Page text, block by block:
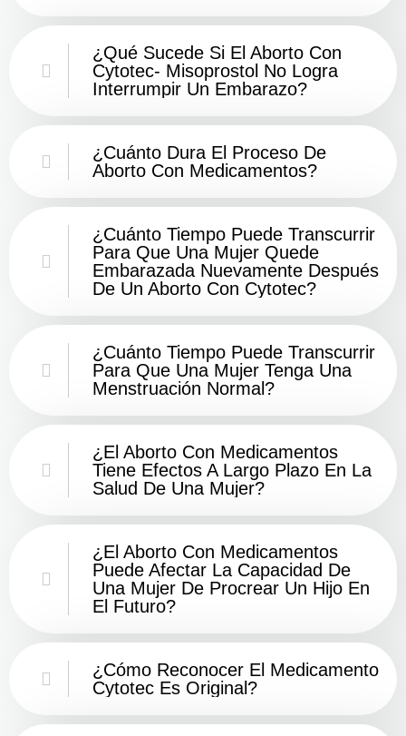
¿Qué Sucede Si El Aborto Con
Cytotec- Misoprostol No Logra
Interrumpir Un Embarazo?
¿Cuánto Dura El Proceso De
Aborto Con Medicamentos?
¿Cuánto Tiempo Puede Transcurrir
Para Que Una Mujer Quede
Embarazada Nuevamente Después
De Un Aborto Con Cytotec?
¿Cuánto Tiempo Puede Transcurrir
Para Que Una Mujer Tenga Una
Menstruación Normal?
¿El Aborto Con Medicamentos
Tiene Efectos A Largo Plazo En La
Salud De Una Mujer?
¿El Aborto Con Medicamentos
Puede Afectar La Capacidad De
Una Mujer De Procrear Un Hijo En
El Futuro?
¿Cómo Reconocer El Medicamento
Cytotec Es Original?